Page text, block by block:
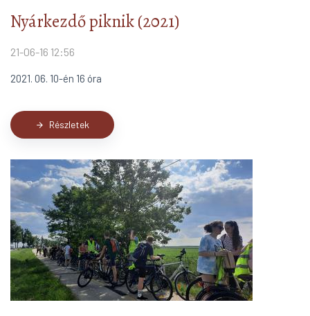
Nyárkezdő piknik (2021)
21-06-16 12:56
2021. 06. 10-én 16 óra
arrow_forward Részletek